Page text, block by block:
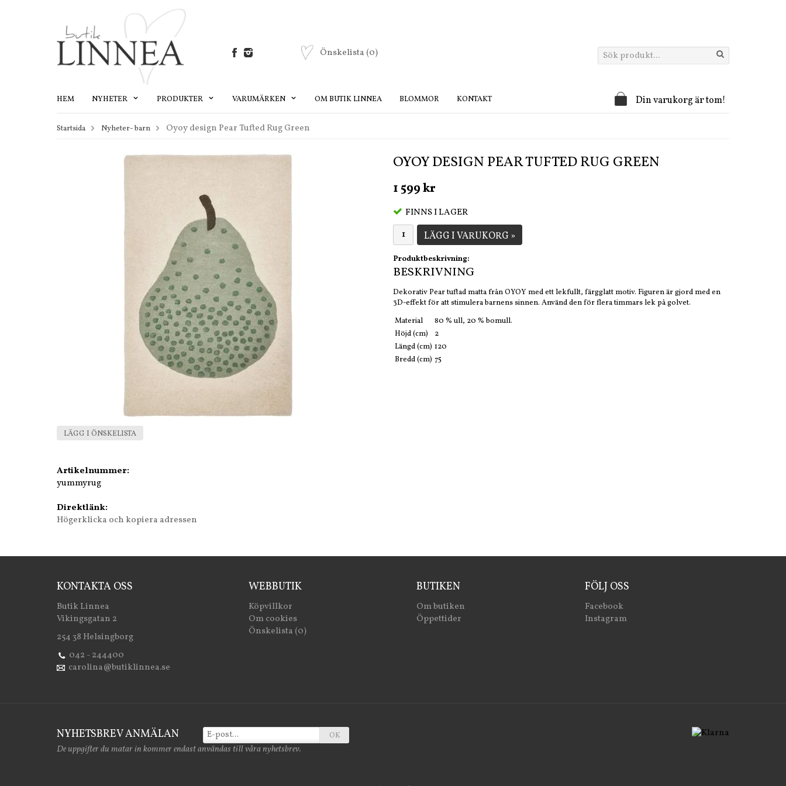
Önskelista (0)
HEM NYHETER PRODUKTER VARUMÄRKEN OM BUTIK LINNEA BLOMMOR KONTAKT Din varukorg är tom!
Startsida Nyheter- barn Oyoy design Pear Tufted Rug Green
OYOY DESIGN PEAR TUFTED RUG GREEN
1 599 kr
FINNS I LAGER
LÄGG I VARUKORG »
Produktbeskrivning:
BESKRIVNING
Dekorativ Pear tuftad matta från OYOY med ett lekfullt, färgglatt motiv. Figuren är gjord med en
3D-effekt för att stimulera barnens sinnen. Använd den för flera timmars lek på golvet.
Material
80 % ull, 20 % bomull.
Höjd (cm)
2
Längd (cm) 120
Bredd (cm) 75
LÄGG I ÖNSKELISTA
Artikelnummer:
yummyrug
Direktlänk:
Högerklicka och kopiera adressen
KONTAKTA OSS
Butik Linnea
Vikingsgatan 2
254 38 Helsingborg
042 - 244400
carolina@butiklinnea.se
WEBBUTIK
Köpvillkor
Om cookies
Önskelista (0)
BUTIKEN
Om butiken
Öppettider
FÖLJ OSS
Facebook
Instagram
NYHETSBREV ANMÄLAN OK
De uppgifter du matar in kommer endast användas till våra nyhetsbrev.